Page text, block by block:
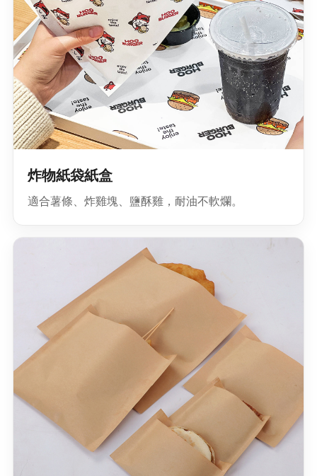
炸物紙袋紙盒
適合薯條、炸雞塊、鹽酥雞，耐油不軟爛。